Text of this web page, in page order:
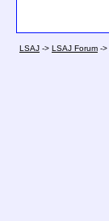
LSAJ -> LSAJ Forum ->